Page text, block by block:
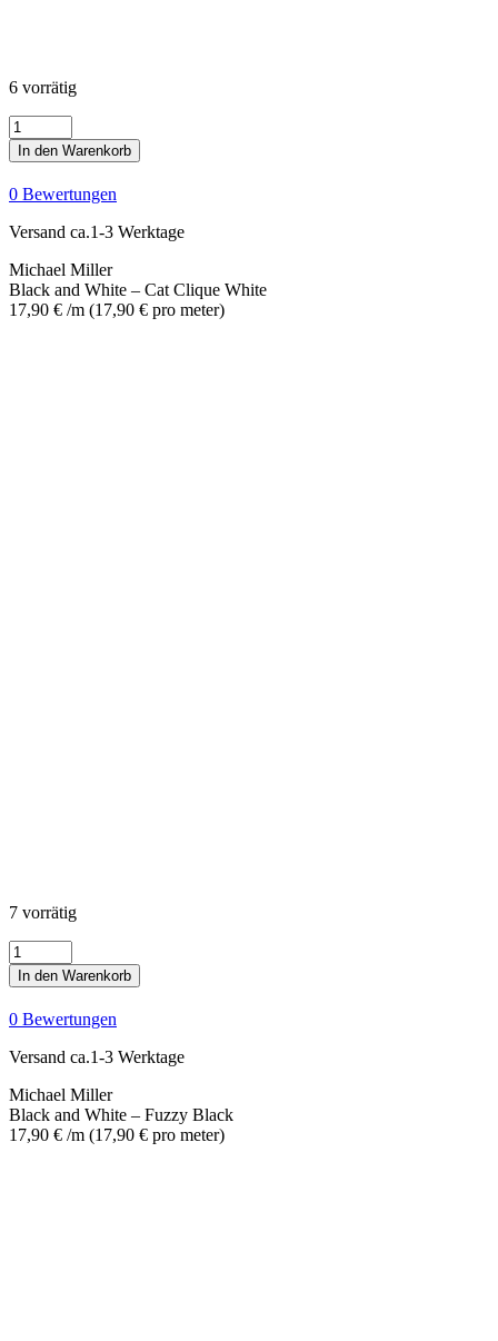
6 vorrätig
Black
and
White
-
Cat
Clique
White
Menge
In den Warenkorb
0 Bewertungen
Versand ca.1-3 Werktage
Michael Miller
Black and White – Cat Clique White
17,90 € /m (17,90 € pro meter)
7 vorrätig
Black
and
White
-
Fuzzy
Black
Menge
In den Warenkorb
0 Bewertungen
Versand ca.1-3 Werktage
Michael Miller
Black and White – Fuzzy Black
17,90 € /m (17,90 € pro meter)